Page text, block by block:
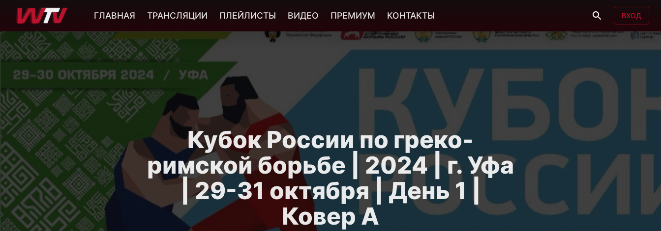
Кубок России по греко-
римской борьбе | 2024 | г. Уфа
| 29-31 октября | День 1 |
Ковер A
ГЛАВНАЯ ТРАНСЛЯЦИИ ПЛЕЙЛИСТЫ ВИДЕО ПРЕМИУМ КОНТАКТЫ ВХОД